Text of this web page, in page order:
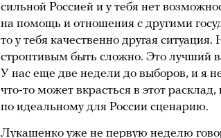
сильной Россией и у тебя нет
на помощь и отношения с другими
то у тебя качественно другая ситуация.
строптивым быть сложно. Это лучший
У нас еще две недели до выборов, и я
что-то может вкрасться в этот
по идеальному для России сценарию.
Лукашенко уже не первую неделю